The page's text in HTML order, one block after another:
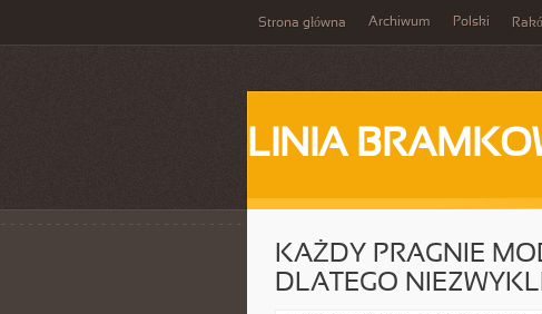
Strona główna Archiwum Polski
LINIA
KAŻDY PRAGNIE
DLATEGO